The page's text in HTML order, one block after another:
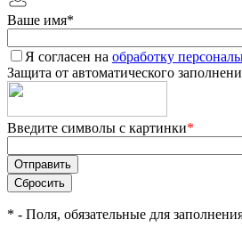
Ваше имя*
Я согласен на обработку
Защита от автоматического
Введите символы с картинки*
* - Поля, обязательные для